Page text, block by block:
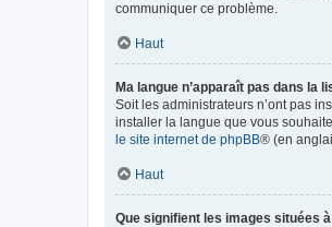
communiquer ce problème.
Haut
Ma langue n’apparaît pas dans la
Soit les administrateurs n’ont pas
installer la langue que vous
le site internet de phpBB® (en
Haut
Que signifient les images situées